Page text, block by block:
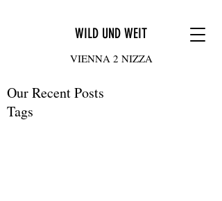
WILD UND WEIT
VIENNA 2 NIZZA
Our Recent Posts
Tags